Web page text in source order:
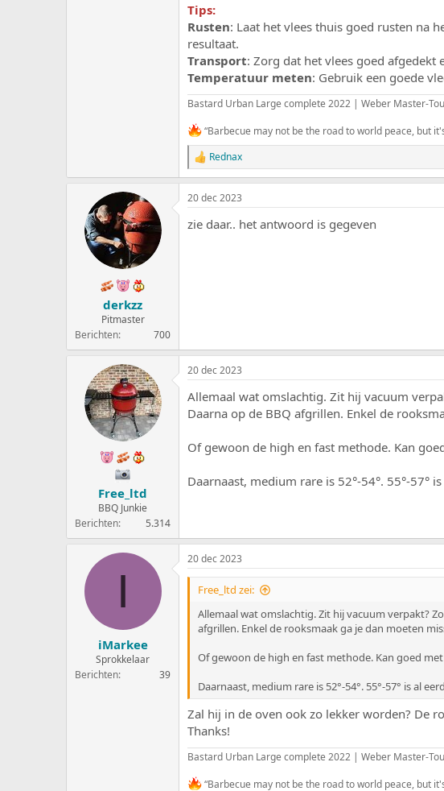
Tips:
Rusten: Laat het vlees thuis goed rusten na
resultaat.
Transport: Zorg dat het vlees goed
Temperatuur meten: Gebruik een goede
Bastard Urban Large complete 2022 | Weber Master-
“Barbecue may not be the road to world peace, but
W
a
a
r
e
Rednax
derkzz
Pitmaster
Berichten
700
20 dec 2023
zie daar.. het antwoord is gegeven
Free_ltd
BBQ Junkie
Berichten
5.314
20 dec 2023
Allemaal wat omslachtig. Zit hij vacuum
Daarna op de BBQ afgrillen. Enkel de
Of gewoon de high en fast methode. Kan
Daarnaast, medium rare is 52°-54°. 55°-57°
I
iMarkee
Sprokkelaar
Berichten
39
20 dec 2023
Free_ltd zei:
Allemaal wat omslachtig. Zit hij vacuum verpakt?
afgrillen. Enkel de rooksmaak ga je dan moeten
Of gewoon de high en fast methode. Kan goed
Daarnaast, medium rare is 52°-54°. 55°-57° is al
Zal hij in de oven ook zo lekker worden? De
Thanks!
Bastard Urban Large complete 2022 | Weber Master-
“Barbecue may not be the road to world peace, but